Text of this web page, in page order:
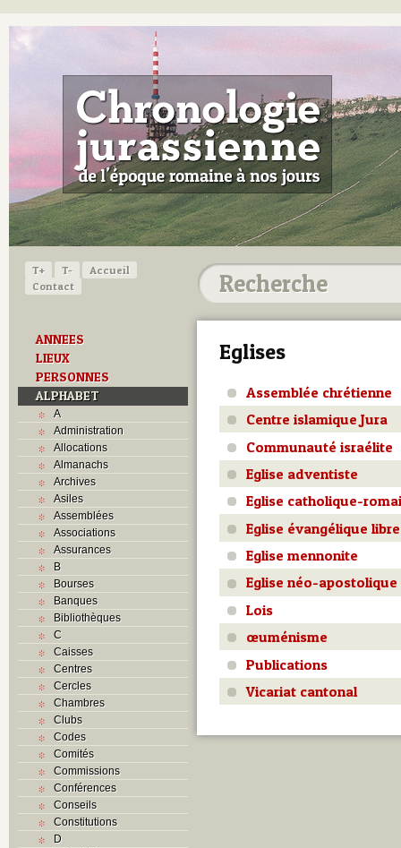
T+ T-
Accueil
Contact
ANNEES
LIEUX
PERSONNES
ALPHABET
A
Administration
Allocations
Almanachs
Archives
Asiles
Assemblées
Associations
Assurances
B
Bourses
Banques
Bibliothèques
C
Caisses
Centres
Cercles
Chambres
Clubs
Codes
Comités
Commissions
Conférences
Conseils
Constitutions
D
Eglises
Assemblée chrétienne
Centre islamique Jura
Communauté israélite
Eglise adventiste
Eglise catholique-
Eglise évangélique libre
Eglise mennonite
Eglise néo-apostolique
Lois
œuménisme
Publications
Vicariat cantonal